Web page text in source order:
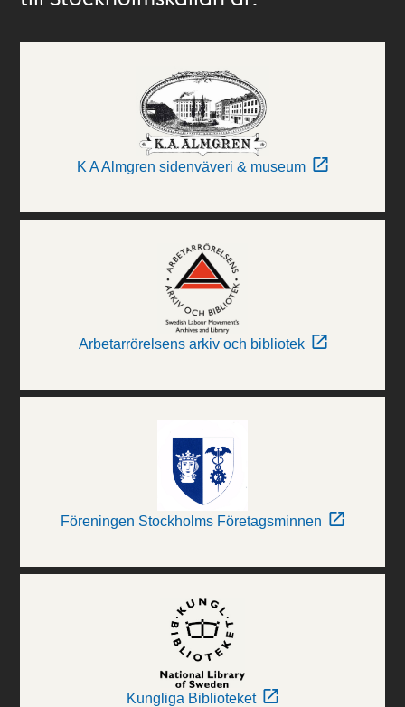
K A Almgren sidenväveri & museum
Arbetarrörelsens arkiv och bibliotek
Föreningen Stockholms Företagsminnen
Kungliga Biblioteket